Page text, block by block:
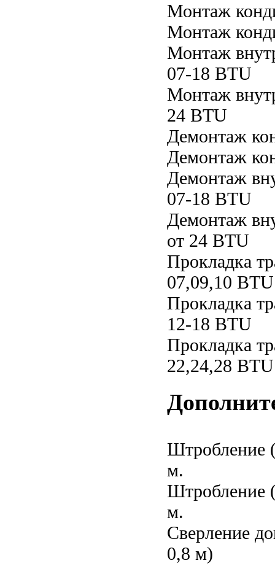
Монтаж
Монтаж
Монтаж
07-18 BTU
Монтаж
24 BTU
Демонтаж
Демонтаж
Демонтаж
07-18 BTU
Демонтаж
от 24 BTU
Прокладка
07,09,10 BTU
Прокладка
12-18 BTU
Прокладка
22,24,28 BTU
Штробление
м.
Штробление
м.
Сверление
0,8 м)